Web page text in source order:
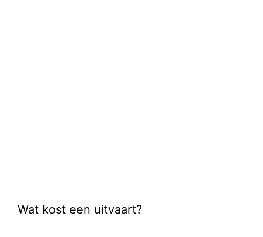
Wat kost een uitvaart?